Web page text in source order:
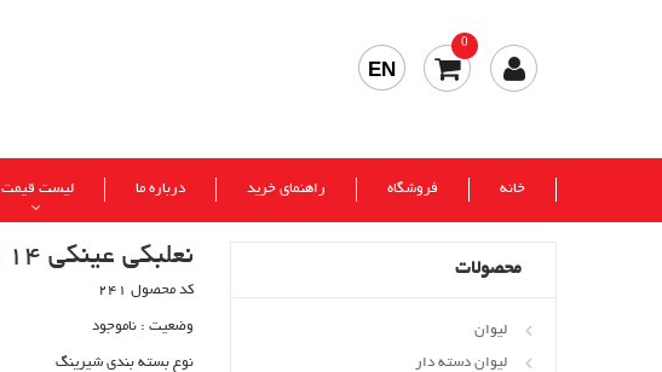
0
EN
خانه فروشگاه راهنمای خرید درباره ما لیست قیمت
نعلبکی عینکی 14 شیرینگ
کد محصول 241
وضعیت : ناموجود
نوع بسته بندی شیرینگ
محصولات
لیوان
لیوان دسته دار